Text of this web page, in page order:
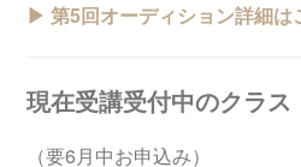
▶︎ 第5回オーディション詳細は
現在受講受付中のクラス
（要6月中お申込み）